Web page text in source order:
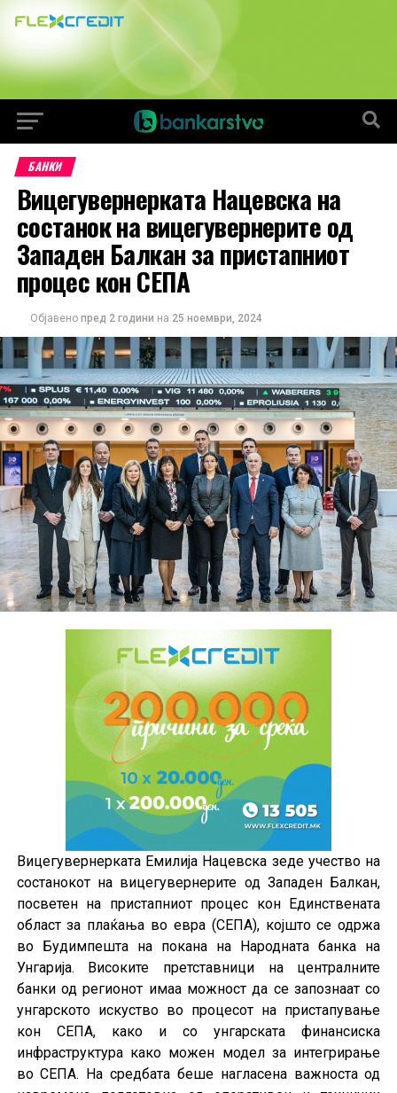
БАНКИ
Вицегувернерката Нацевска на
состанок на вицегувернерите од
Западен Балкан за пристапниот
процес кон СЕПА
Објавено пред 2 години на 25 ноември, 2024
Вицегувернерката Емилија Нацевска зеде учество на
состанокот на вицегувернерите од Западен Балкан,
посветен на пристапниот процес кон Единствената
област за плаќањa во евра (СЕПА), којшто се одржа
во Будимпешта на покана на Народната банка на
Унгарија. Високите претставници на централните
банки од регионот имаа можност да се запознаат со
унгарското искуство во процесот на пристапување
кон СЕПА, како и со унгарската финансиска
инфраструктура како можен модел за интегрирање
во СЕПА. На средбата беше нагласена важноста од